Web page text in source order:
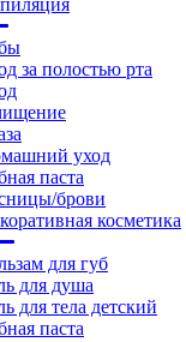
за полостью рта
уход
паста
брови
косметика
для губ
для душа
для тела детский
паста